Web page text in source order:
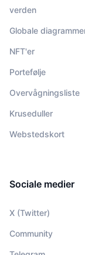
verden
Globale
NFT'er
Portefølje
Overvågningsliste
Kruseduller
Webstedskort
Sociale medier
X (Twitter)
Community